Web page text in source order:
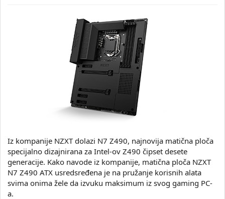
Iz kompanije NZXT dolazi N7 Z490, najnovija matična ploča
specijalno dizajnirana za Intel-ov Z490 čipset desete
generacije. Kako navode iz kompanije, matična ploča NZXT
N7 Z490 ATX usredsređena je na pružanje korisnih alata
svima onima žele da izvuku maksimum iz svog gaming PC-
a.